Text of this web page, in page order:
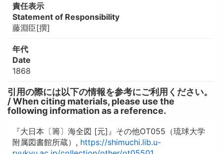
責任表示
Statement of Responsibility
藤淵臣[撰]
年代
Date
1868
引用の際には以下の情報を参考にご利用ください。
/ When citing materials, please use the
following information as a reference.
『大日本〔籌〕海全図 [元]』その他OT055（琉球大学
附属図書館所蔵）, https://shimuchi.lib.u-